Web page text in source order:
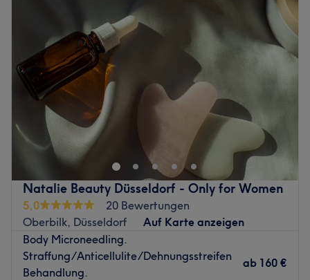
Natalie Beauty Düsseldorf - Only for Women
5,0
20 Bewertungen
Oberbilk, Düsseldorf
Auf Karte anzeigen
Body Microneedling.
Straffung/Anticellulite/Dehnungsstreifen
Behandlung.
ab 160 €